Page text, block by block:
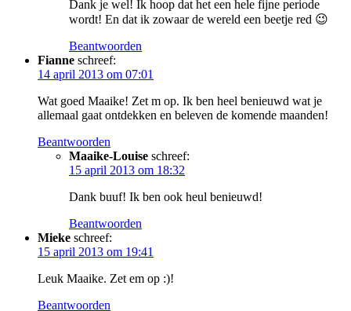
Dank je wel! Ik hoop dat het een hele fijne periode
wordt! En dat ik zowaar de wereld een beetje red 😉
Beantwoorden
Fianne schreef:
14 april 2013 om 07:01
Wat goed Maaike! Zet m op. Ik ben heel benieuwd wat je
allemaal gaat ontdekken en beleven de komende maanden!
Beantwoorden
Maaike-Louise schreef:
15 april 2013 om 18:32
Dank buuf! Ik ben ook heul benieuwd!
Beantwoorden
Mieke schreef:
15 april 2013 om 19:41
Leuk Maaike. Zet em op :)!
Beantwoorden